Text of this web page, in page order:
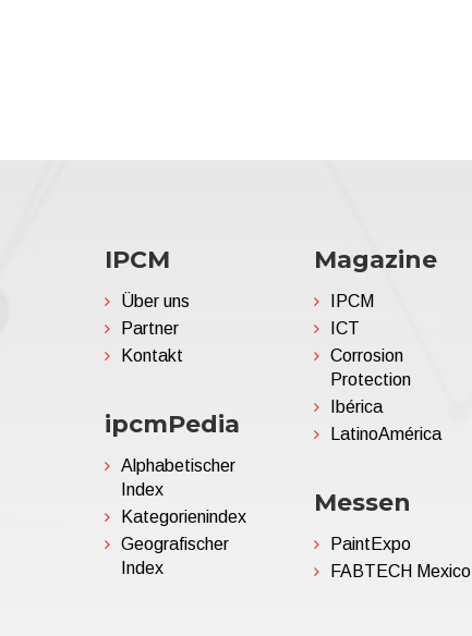
IPCM
Über uns
Partner
Kontakt
ipcmPedia
Alphabetischer
Index
Kategorienindex
Geografischer
Index
Magazine
IPCM
ICT
Corrosion
Protection
Ibérica
LatinoAmérica
Messen
PaintExpo
FABTECH Mexico